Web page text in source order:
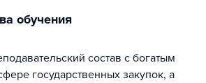
обучения
состав с богатым
государственных закупок, а